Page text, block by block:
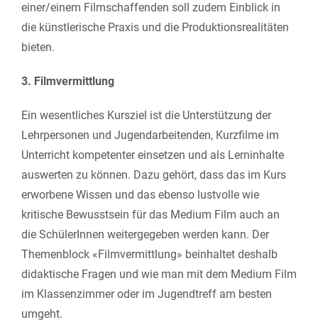
einer/einem Filmschaffenden soll zudem Einblick in
die künstlerische Praxis und die Produktionsrealitäten
bieten.
3. Filmvermittlung
Ein wesentliches Kursziel ist die Unterstützung der
Lehrpersonen und Jugendarbeitenden, Kurzfilme im
Unterricht kompetenter einsetzen und als Lerninhalte
auswerten zu können. Dazu gehört, dass das im Kurs
erworbene Wissen und das ebenso lustvolle wie
kritische Bewusstsein für das Medium Film auch an
die SchülerInnen weitergegeben werden kann. Der
Themenblock «Filmvermittlung» beinhaltet deshalb
didaktische Fragen und wie man mit dem Medium Film
im Klassenzimmer oder im Jugendtreff am besten
umgeht.